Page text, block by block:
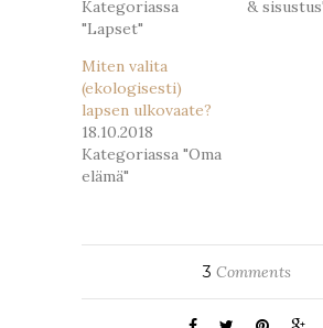
Kategoriassa
"Lapset"
&
Miten valita
(ekologisesti)
lapsen ulkovaate?
18.10.2018
Kategoriassa "Oma
elämä"
3 Comments